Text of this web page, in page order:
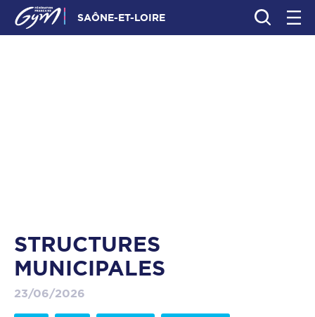
SAÔNE-ET-LOIRE
STRUCTURES
MUNICIPALES
23/06/2026